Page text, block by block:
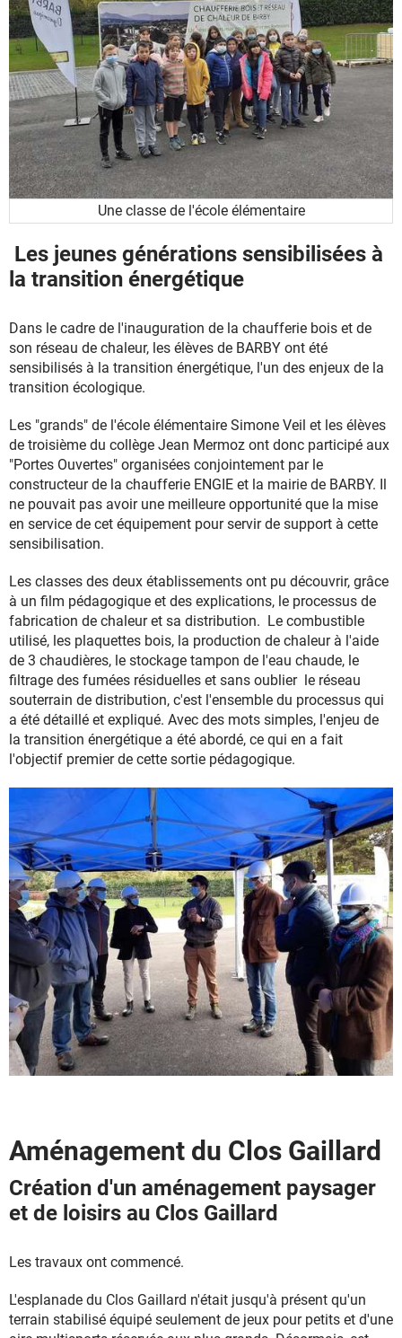
Une classe de l'école élémentaire
Les jeunes générations sensibilisées à
la transition énergétique
Dans le cadre de l'inauguration de la chaufferie bois et de
son réseau de chaleur, les élèves de BARBY ont été
sensibilisés à la transition énergétique, l'un des enjeux de la
transition écologique.
Les "grands" de l'école élémentaire Simone Veil et les élèves
de troisième du collège Jean Mermoz ont donc participé aux
"Portes Ouvertes" organisées conjointement par le
constructeur de la chaufferie ENGIE et la mairie de BARBY. Il
ne pouvait pas avoir une meilleure opportunité que la mise
en service de cet équipement pour servir de support à cette
sensibilisation.
Les classes des deux établissements ont pu découvrir, grâce
à un film pédagogique et des explications, le processus de
fabrication de chaleur et sa distribution. Le combustible
utilisé, les plaquettes bois, la production de chaleur à l'aide
de 3 chaudières, le stockage tampon de l'eau chaude, le
filtrage des fumées résiduelles et sans oublier le réseau
souterrain de distribution, c'est l'ensemble du processus qui
a été détaillé et expliqué. Avec des mots simples, l'enjeu de
la transition énergétique a été abordé, ce qui en a fait
l'objectif premier de cette sortie pédagogique.
Aménagement du Clos Gaillard
Création d'un aménagement paysager
et de loisirs au Clos Gaillard
Les travaux ont commencé.
L'esplanade du Clos Gaillard n'était jusqu'à présent qu'un
terrain stabilisé équipé seulement de jeux pour petits et d'une